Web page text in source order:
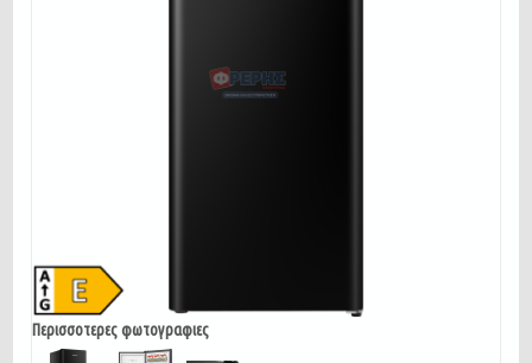
Περισσοτερες φωτογραφιες